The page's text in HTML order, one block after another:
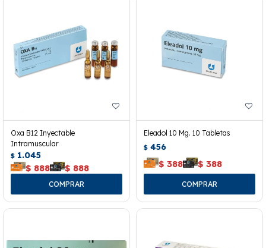
Oxa B12 Inyectable
Intramuscular
$ 1.045
$ 888 $ 888
Eleadol 10 Mg. 10 Tabletas
$ 456
$ 388 $ 388